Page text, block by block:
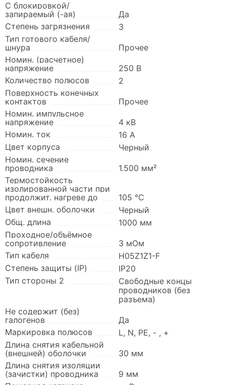
С блокировкой/
запираемый (-ая)
Да
Степень загрязнения
3
Тип готового кабеля/
шнура
Прочее
Номин. (расчетное)
напряжение
250 В
Количество полюсов
2
Поверхность конечных
контактов
Прочее
Номин. импульсное
напряжение
4 кВ
Номин. ток
16 А
Цвет корпуса
Черный
Номин. сечение
проводника
1.500 мм²
Термостойкость
изолированной части при
продолжит. нагреве до
105 °C
Цвет внешн. оболочки
Черный
Общ. длина
1000 мм
Проходное/объёмное
сопротивление
3 мОм
Тип кабеля
H05Z1Z1-F
Степень защиты (IP)
IP20
Тип стороны 2
Свободные концы
проводников (без
разъема)
Не содержит (без)
галогенов
Да
Маркировка полюсов
L, N, PE, - , +
Длина снятия кабельной
(внешней) оболочки
30 мм
Длина снятия изоляции
(зачистки) проводника
9 мм